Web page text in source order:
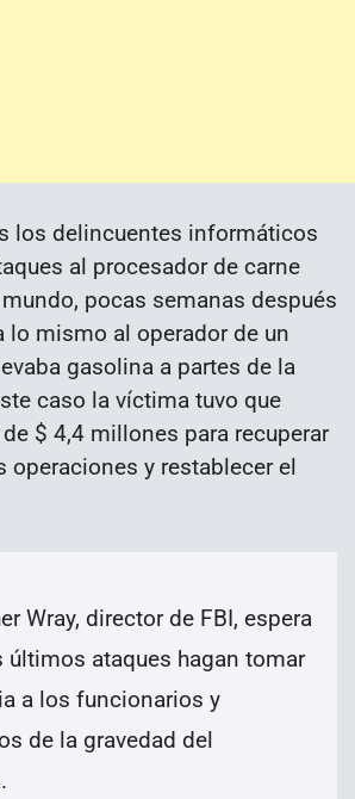
los delincuentes informáticos
al procesador de carne
pocas semanas después
lo mismo al operador de un
gasolina a partes de la
caso la víctima tuvo que
$ 4,4 millones para recuperar
operaciones y restablecer el
Wray, director de FBI, espera
últimos ataques hagan tomar
a los funcionarios y
de la gravedad del